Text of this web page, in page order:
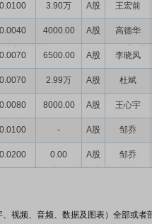
0.0100 3.90万 A股 王宏前
0.0040 4000.00 A股 高德华
0.0070 6500.00 A股 李晓风
0.0070 2.99万 A股 杜斌
0.0080 8000.00 A股 王心宇
0.0100 - A股 邹乔
0.0200 0.00 A股 邹乔
视频、音频、数据及图表）全部或者